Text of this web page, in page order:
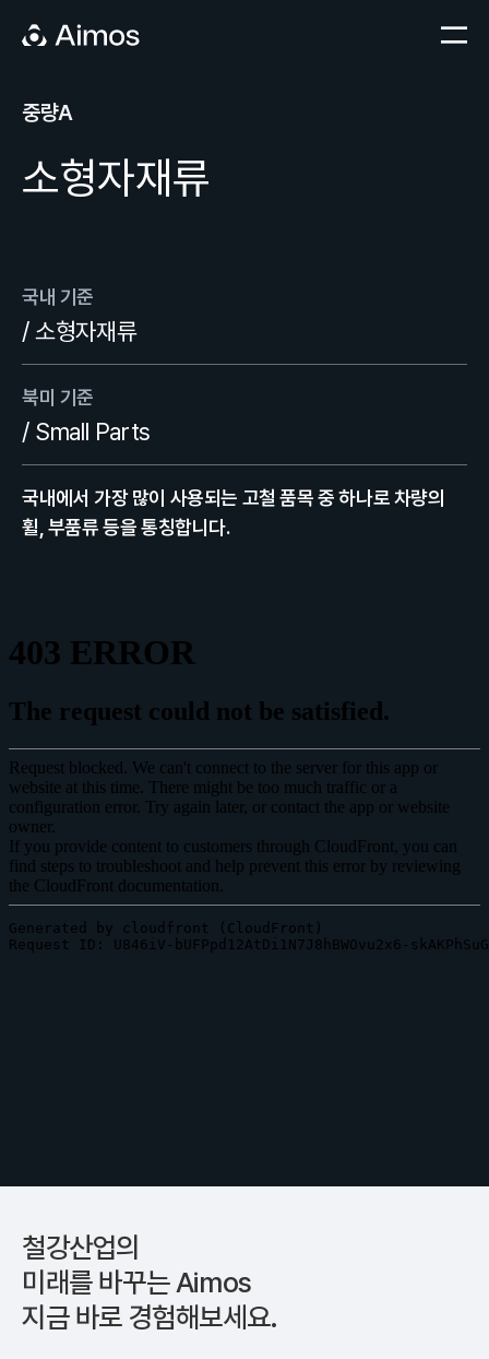
중량A
소형자재류
국내 기준
/ 소형자재류
북미 기준
/ Small Parts
국내에서 가장 많이 사용되는 고철 품목 중 하나로 차량의
휠, 부품류 등을 통칭합니다.
철강산업의
미래를 바꾸는 Aimos
지금 바로 경험해보세요.